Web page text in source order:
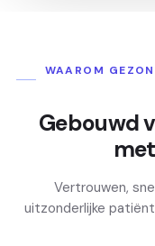
WAAROM
Gebouwd
Vertrouwen,
uitzonderlijke